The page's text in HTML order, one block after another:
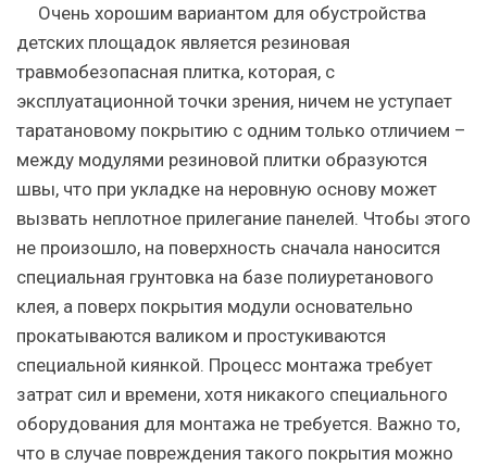
Очень хорошим вариантом для обустройства
детских площадок является резиновая
травмобезопасная плитка, которая, с
эксплуатационной точки зрения, ничем не уступает
таратановому покрытию с одним только отличием –
между модулями резиновой плитки образуются
швы, что при укладке на неровную основу может
вызвать неплотное прилегание панелей. Чтобы этого
не произошло, на поверхность сначала наносится
специальная грунтовка на базе полиуретанового
клея, а поверх покрытия модули основательно
прокатываются валиком и простукиваются
специальной киянкой. Процесс монтажа требует
затрат сил и времени, хотя никакого специального
оборудования для монтажа не требуется. Важно то,
что в случае повреждения такого покрытия можно